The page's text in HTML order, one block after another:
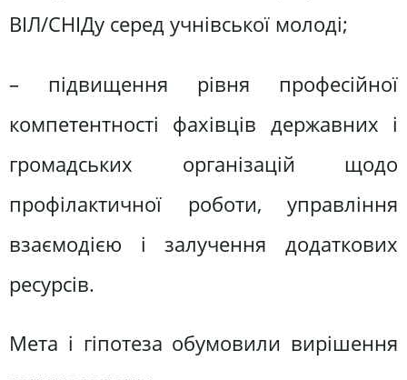
ВІЛ/СНІДу серед учнівської молоді;
– підвищення рівня професійної
компетентності фахівців державних і
громадських організацій щодо
профілактичної роботи, управління
взаємодією і залучення додаткових
ресурсів.
Мета і гіпотеза обумовили вирішення